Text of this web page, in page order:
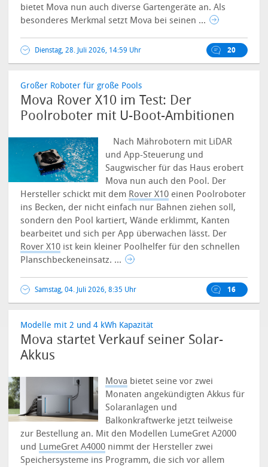
bietet Mova nun auch diverse Gartengeräte an. Als
besonderes Merkmal setzt Mova bei seinen ...
Dienstag, 28. Juli 2026, 14:59 Uhr 20
Großer Roboter für große Pools
Mova Rover X10 im Test: Der
Poolroboter mit U-Boot-Ambitionen
Nach Mährobotern mit LiDAR
und App-Steuerung und
Saugwischer für das Haus erobert
Mova nun auch den Pool. Der
Hersteller schickt mit dem Rover X10 einen Poolroboter
ins Becken, der nicht einfach nur Bahnen ziehen soll,
sondern den Pool kartiert, Wände erklimmt, Kanten
bearbeitet und sich per App überwachen lässt. Der
Rover X10 ist kein kleiner Poolhelfer für den schnellen
Planschbeckeneinsatz. ...
Samstag, 04. Juli 2026, 8:35 Uhr 16
Modelle mit 2 und 4 kWh Kapazität
Mova startet Verkauf seiner Solar-
Akkus
Mova bietet seine vor zwei
Monaten angekündigten Akkus für
Solaranlagen und
Balkonkraftwerke jetzt teilweise
zur Bestellung an. Mit den Modellen LumeGret A2000
und LumeGret A4000 nimmt der Hersteller zwei
Speichersysteme ins Programm, die sich vor allem